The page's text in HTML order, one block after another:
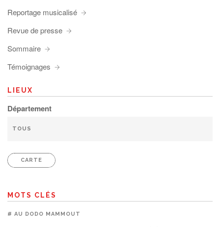
Reportage musicalisé
Revue de presse
Sommaire
Témoignages
LIEUX
Département
CARTE
MOTS CLÉS
# AU DODO MAMMOUT